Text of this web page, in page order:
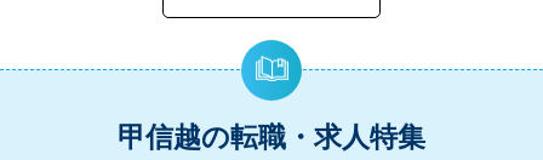
甲信越の転職・求人特集